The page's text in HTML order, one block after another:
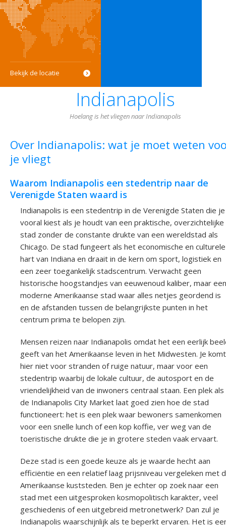
Bekijk de locatie
Indianapolis
Hoelang is het vliegen naar Indianapolis
Over Indianapolis: wat je moet weten
je vliegt
Waarom Indianapolis een stedentrip naar de
Verenigde Staten waard is
Indianapolis is een stedentrip in de Verenigde Staten die je
vooral kiest als je houdt van een praktische, overzichtelijke
stad zonder de constante drukte van een wereldstad als
Chicago. De stad fungeert als het economische en culturele
hart van Indiana en draait in de kern om sport, logistiek en
een zeer toegankelijk stadscentrum. Verwacht geen
historische hoogstandjes van eeuwenoud kaliber, maar een
moderne Amerikaanse stad waar alles netjes geordend is
en de afstanden tussen de belangrijkste punten in het
centrum prima te belopen zijn.
Mensen reizen naar Indianapolis omdat het een eerlijk
geeft van het Amerikaanse leven in het Midwesten. Je komt
hier niet voor stranden of ruige natuur, maar voor een
stedentrip waarbij de lokale cultuur, de autosport en de
vriendelijkheid van de inwoners centraal staan. Een plek als
de Indianapolis City Market laat goed zien hoe de stad
functioneert: het is een plek waar bewoners samenkomen
voor een snelle lunch of een kop koffie, ver weg van de
toeristische drukte die je in grotere steden vaak ervaart.
Deze stad is een goede keuze als je waarde hecht aan
efficiëntie en een relatief laag prijsniveau vergeleken met
Amerikaanse kuststeden. Ben je echter op zoek naar een
stad met een uitgesproken kosmopolitisch karakter, veel
geschiedenis of een uitgebreid metronetwerk? Dan zul je
Indianapolis waarschijnlijk als te beperkt ervaren. Het is